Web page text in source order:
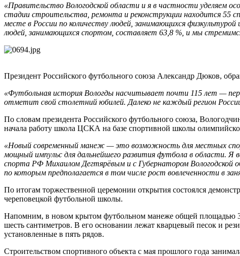
«Правительство Вологодской области и я в частности уделяем
стадии строительства, ремонта и реконструкции находится 55
месте в России по количеству людей, занимающихся
людей, занимающихся спортом, составляет 63,8 %, и мы
Президент Российского футбольного союза Александр Дюков,
«Футбольная история Вологды насчитывает почти 115 лет —
отметит свой столетний юбилей. Далеко не каждый регион
По словам президента Российского футбольного союза,
начала работу школа ЦСКА на базе спортивной школы
«Новый современный манеж — это возможность для местных
мощный импульс для дальнейшего развития футбола в области.
спорта РФ Михаилом Дегтярёвым и с Губернатором Вологодской
по которым предполагается в том числе рост вовлеченности в
По итогам торжественной церемонии открытия состоялся
череповецкой футбольной школы.
Напомним, в новом крытом футбольном манеже общей площадью 3
шесть сантиметров. В его основании лежат кварцевый песок и
установленные в пять рядов.
Строительством спортивного объекта с мая прошлого года